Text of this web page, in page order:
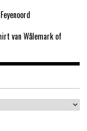
van Wålemark of